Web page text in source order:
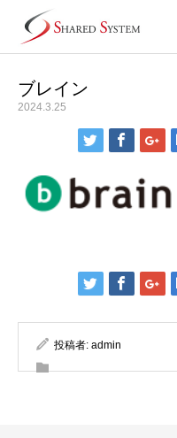
ブレイン
2024.3.25
投稿者: admin